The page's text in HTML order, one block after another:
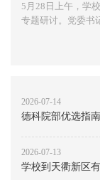
5月28日上午，学
专题研讨。党委书
2026-07-14
德科院部优选指
2026-07-13
学校到天衢新区